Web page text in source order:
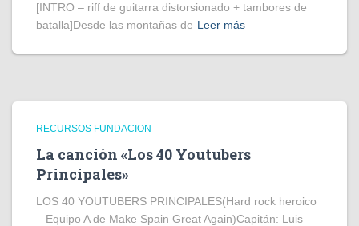
[INTRO – riff de guitarra distorsionado + tambores de
batalla]Desde las montañas de Leer más
RECURSOS FUNDACION
La canción «Los 40 Youtubers
Principales»
LOS 40 YOUTUBERS PRINCIPALES(Hard rock heroico
– Equipo A de Make Spain Great Again)Capitán: Luis